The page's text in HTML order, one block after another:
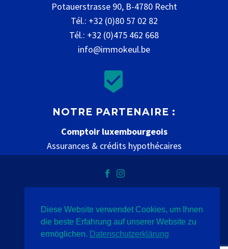
Potauerstrasse 90, B-4780 Recht
Tél.: +32 (0)80 57 02 82
Tél.: +32 (0)475 462 668
info@immokeul.be


NOTRE PARTENAIRE :
Comptoir luxembourgeois
Assurances & crédits hypothécaires
Datenschutz Impressum Kontakt
Diese Website verwendet Cookies, um Ihnen
die beste Erfahrung auf unserer Website zu
ermöglichen. Datenschutzerklärung